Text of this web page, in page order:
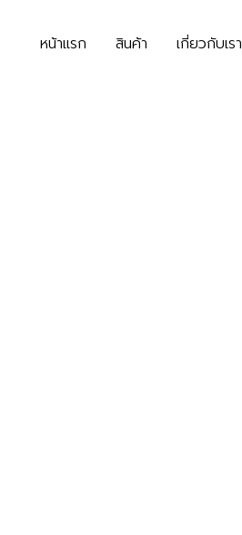
หน้าแรก สินค้า เกี่ยวกับเรา